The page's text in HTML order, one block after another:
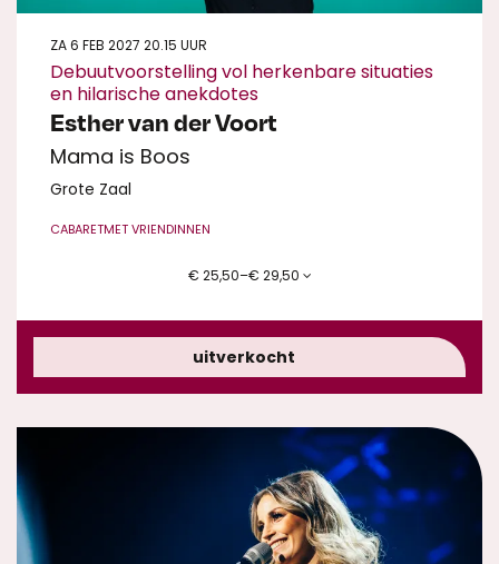
Esther van der Voort
Mama is Boos
Debuutvoorstelling vol herkenbare situaties
en hilarische anekdotes
ZA 6 FEB 2027 20.15 UUR
Grote Zaal
CABARETMET VRIENDINNEN
€ 25,50–€ 29,50
uitverkocht